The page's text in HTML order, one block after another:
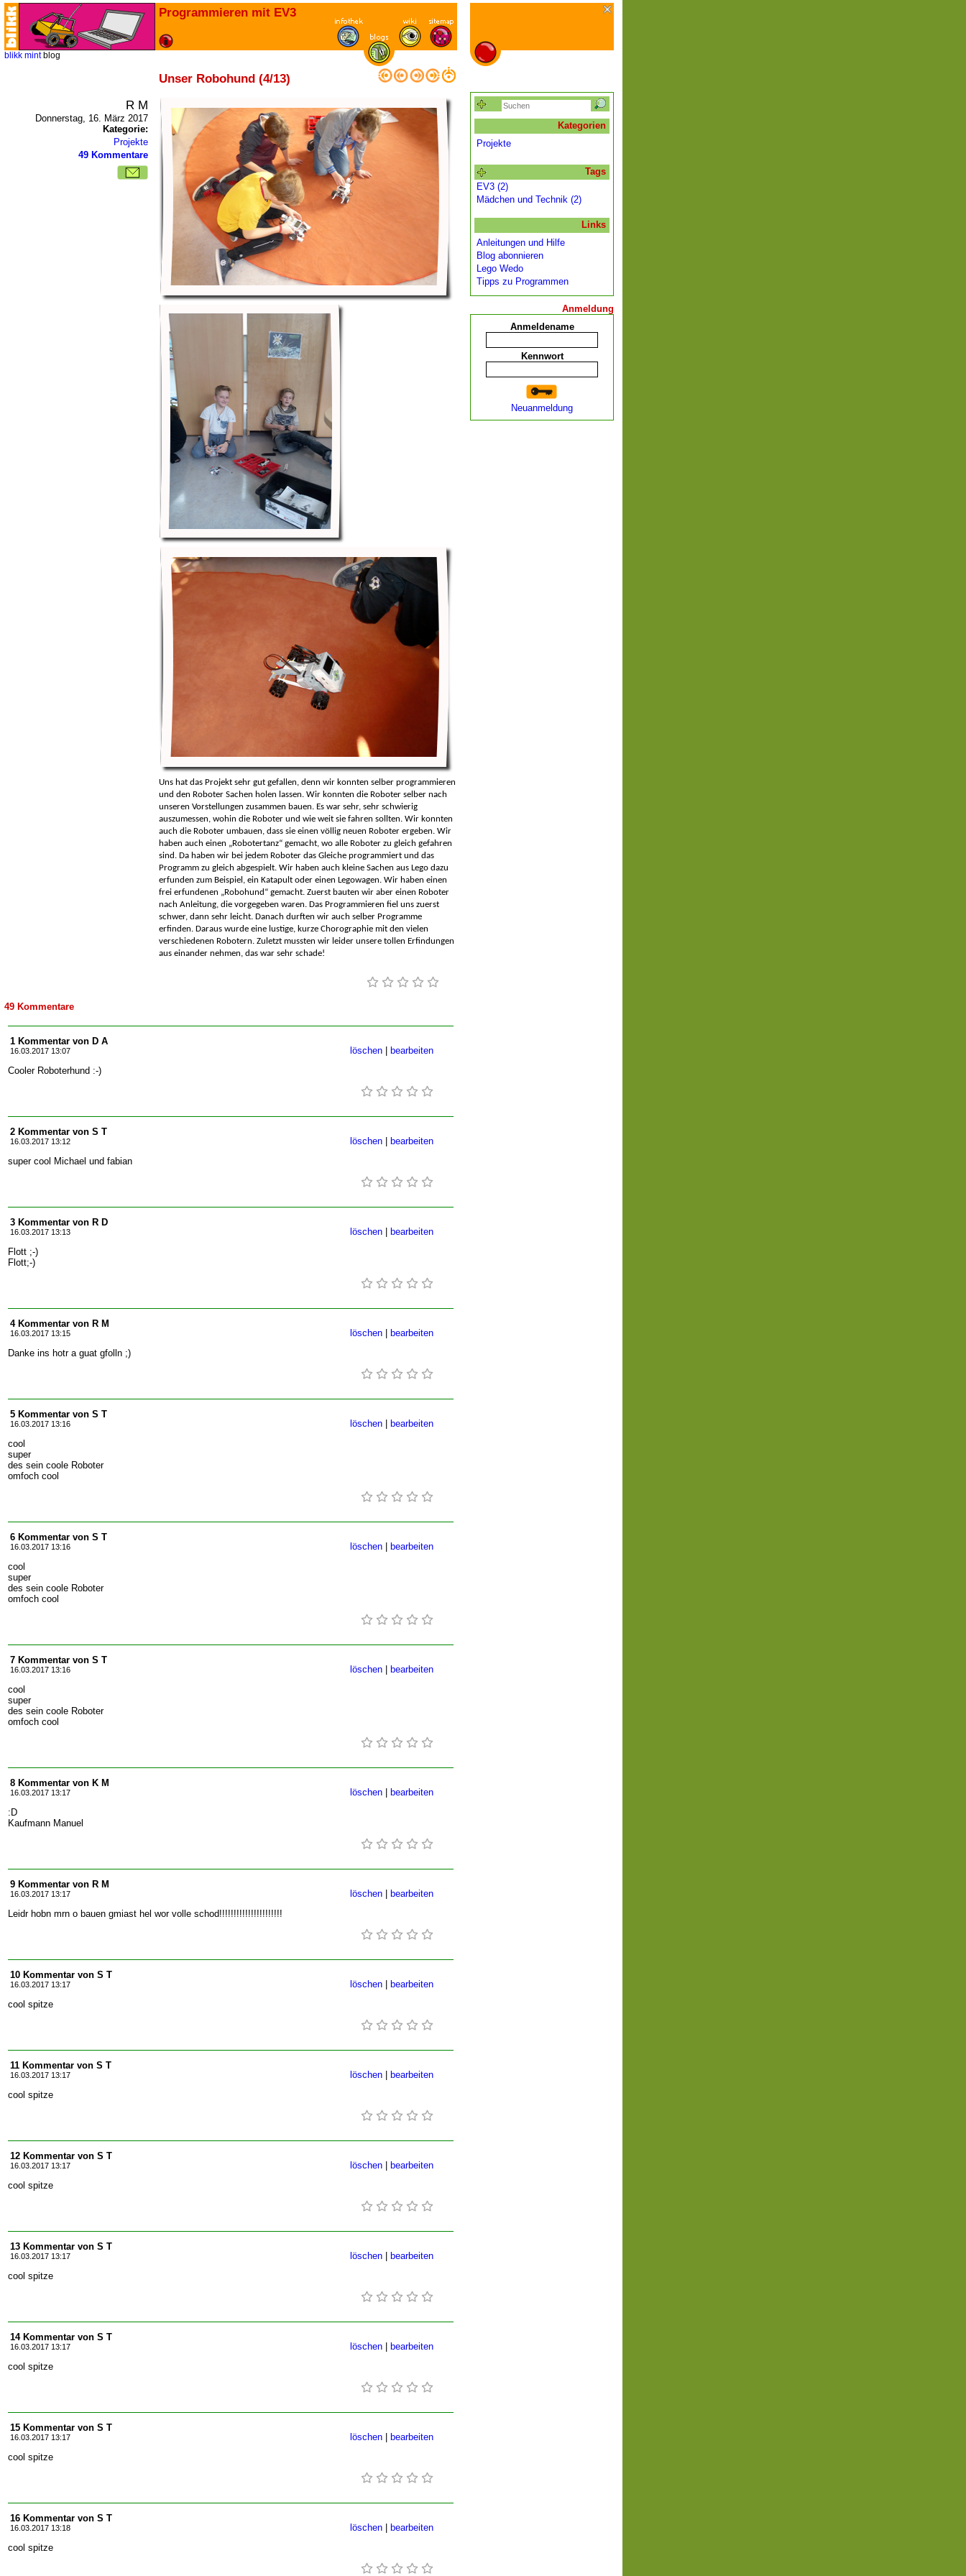
Programmieren mit EV3
blikk mint blog
Unser Robohund (4/13)
R M
Donnerstag, 16. März 2017
Kategorie:
Projekte
49 Kommentare
Uns hat das Projekt sehr gut gefallen, denn wir konnten selber programmieren
und den Roboter Sachen holen lassen. Wir konnten die Roboter selber nach
unseren Vorstellungen zusammen bauen. Es war sehr, sehr schwierig
auszumessen, wohin die Roboter und wie weit sie fahren sollten. Wir konnten
auch die Roboter umbauen, dass sie einen völlig neuen Roboter ergeben. Wir
haben auch einen „Robotertanz“ gemacht, wo alle Roboter zu gleich gefahren
sind. Da haben wir bei jedem Roboter das Gleiche programmiert und das
Programm zu gleich abgespielt. Wir haben auch kleine Sachen aus Lego dazu
erfunden zum Beispiel, ein Katapult oder einen Legowagen. Wir haben einen
frei erfundenen „Robohund“ gemacht. Zuerst bauten wir aber einen Roboter
nach Anleitung, die vorgegeben waren. Das Programmieren fiel uns zuerst
schwer, dann sehr leicht. Danach durften wir auch selber Programme
erfinden. Daraus wurde eine lustige, kurze Chorographie mit den vielen
verschiedenen Robotern. Zuletzt mussten wir leider unsere tollen Erfindungen
aus einander nehmen, das war sehr schade!
49 Kommentare
1 Kommentar von D A
16.03.2017 13:07 bearbeiten
löschen
Cooler Roboterhund :-)
2 Kommentar von S T
16.03.2017 13:12 bearbeiten
löschen
super cool Michael und fabian
3 Kommentar von R D
16.03.2017 13:13 bearbeiten
löschen
Flott ;-)
Flott;-)
4 Kommentar von R M
16.03.2017 13:15 bearbeiten
löschen
Danke ins hotr a guat gfolln ;)
5 Kommentar von S T
16.03.2017 13:16 bearbeiten
löschen
cool
super
des sein coole Roboter
omfoch cool
6 Kommentar von S T
16.03.2017 13:16 bearbeiten
löschen
cool
super
des sein coole Roboter
omfoch cool
7 Kommentar von S T
16.03.2017 13:16 bearbeiten
löschen
cool
super
des sein coole Roboter
omfoch cool
8 Kommentar von K M
16.03.2017 13:17 bearbeiten
löschen
:D
Kaufmann Manuel
9 Kommentar von R M
16.03.2017 13:17 bearbeiten
löschen
Leidr hobn mrn o bauen gmiast hel wor volle schod!!!!!!!!!!!!!!!!!!!!!!
10 Kommentar von S T
16.03.2017 13:17 bearbeiten
löschen
cool spitze
11 Kommentar von S T
16.03.2017 13:17 bearbeiten
löschen
cool spitze
12 Kommentar von S T
16.03.2017 13:17 bearbeiten
löschen
cool spitze
13 Kommentar von S T
16.03.2017 13:17 bearbeiten
löschen
cool spitze
14 Kommentar von S T
16.03.2017 13:17 bearbeiten
löschen
cool spitze
15 Kommentar von S T
16.03.2017 13:17 bearbeiten
löschen
cool spitze
16 Kommentar von S T
16.03.2017 13:18 bearbeiten
löschen
cool spitze
Kategorien
Projekte
Tags
EV3 (2)
Mädchen und Technik (2)
Links
Anleitungen und Hilfe
Blog abonnieren
Lego Wedo
Tipps zu Programmen
Anmeldung
Anmeldename
Kennwort
Neuanmeldung